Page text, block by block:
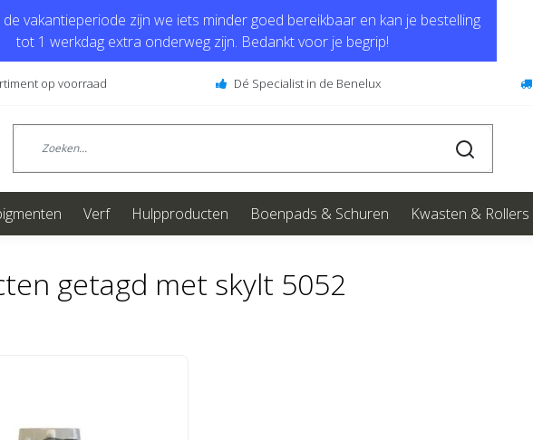
vakantieperiode zijn we iets minder goed bereikbaar en kan je bestelling
tot 1 werkdag extra onderweg zijn. Bedankt voor je begrip!
op voorraad Dé Specialist in de Benelux
Verf Hulpproducten Boenpads & Schuren Kwasten & Rollers
getagd met skylt 5052